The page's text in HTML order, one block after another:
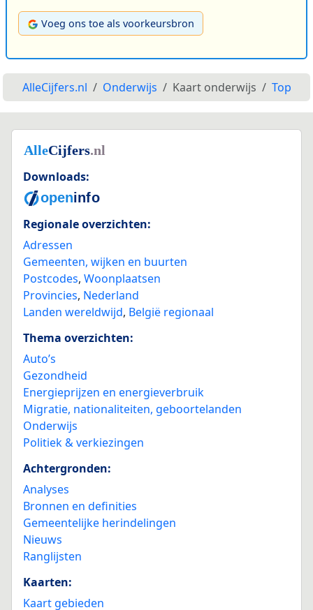
Voeg ons toe als voorkeursbron
AlleCijfers.nl Onderwijs Kaart onderwijs Top
Downloads:
Regionale overzichten:
Adressen
Gemeenten, wijken en buurten
Postcodes, Woonplaatsen
Provincies, Nederland
Landen wereldwijd, België regionaal
Thema overzichten:
Auto’s
Gezondheid
Energieprijzen en energieverbruik
Migratie, nationaliteiten, geboortelanden
Onderwijs
Politiek & verkiezingen
Achtergronden:
Analyses
Bronnen en definities
Gemeentelijke herindelingen
Nieuws
Ranglijsten
Kaarten:
Kaart gebieden